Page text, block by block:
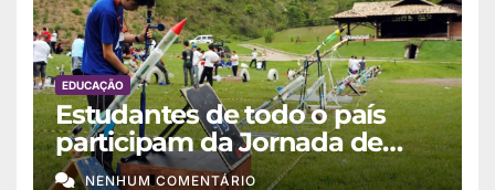
EDUCAÇÃO
Estudantes de todo o país
participam da Jornada de
Foguetes 2026
NENHUM COMENTÁRIO